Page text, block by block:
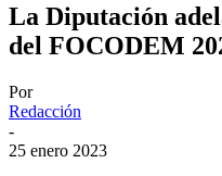
La Diputación
del FOCODEM
Por
Redacción
-
25 enero 2023